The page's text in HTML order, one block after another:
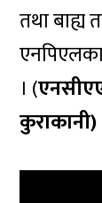
तथा बाह्य
एनपिएलका
। (
कुराकानी)